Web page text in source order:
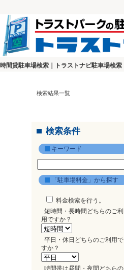
時間貸駐車場検索｜トラストナビ駐車場検索
検索結果一覧
検索条件
キーワード
「駐車場料金」から探す
料金検索を行う。
短時間・長時間どちらのご利
用ですか？
平日・休日どちらのご利用で
すか？
時間帯は昼間・夜間どちらの